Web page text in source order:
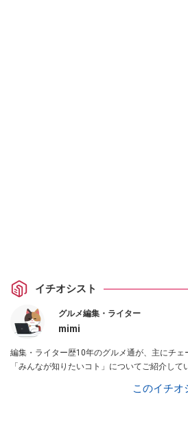
イチオシスト
グルメ編集・ライター
mimi
編集・ライター歴10年のグルメ通が、主にチ
「みんなが知りたいコト」についてご紹介して
このイチオ